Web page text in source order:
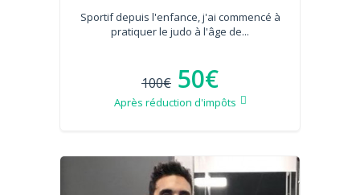
Sportif depuis l'enfance, j'ai commencé à
pratiquer le judo à l'âge de...
100€ 50€
Après réduction d'impôts